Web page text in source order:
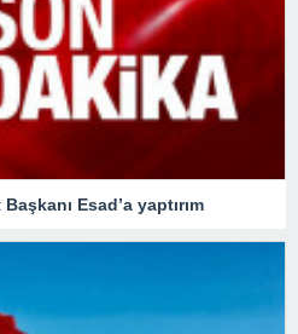
Esad’a yaptırım